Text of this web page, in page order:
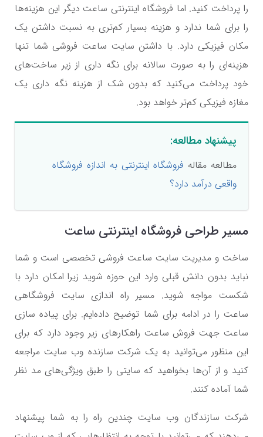
را پرداخت کنید. اما فروشگاه اینترنتی ساعت دیگر این هزینه‌ها
را برای شما ندارد و هزینه بسیار کم‌تری به نسبت داشتن یک
مکان فیزیکی دارد. با داشتن سایت ساعت فروشی شما تنها
هزینه‌ای را به صورت سالانه برای نگه داری از زیر ساخت‌های
خود پرداخت می‌کنید که بدون شک از هزینه نگه داری یک
مغازه فیزیکی کم‌تر خواهد بود.
پیشنهاد مطالعه:
مطالعه مقاله فروشگاه اینترنتی به اندازه فروشگاه
واقعی درآمد دارد؟
مسیر طراحی فروشگاه اینترنتی ساعت
ساخت و مدیریت سایت ساعت فروشی تخصصی است و شما
نباید بدون دانش قبلی وارد این حوزه شوید زیرا امکان دارد با
شکست مواجه شوید. مسیر راه اندازی سایت فروشگاهی
ساعت را در ادامه برای شما توضیح داده‌ایم. برای پیاده سازی
ساعت جهت فروش ساعت راهکارهای زیر وجود دارد که برای
این منظور می‌توانید به یک شرکت سازنده وب سایت مراجعه
کنید و از آن‌ها بخواهید که سایتی را طبق ویژگی‌های مد نظر
شما آماده کنند.
شرکت سازندگان وب سایت چندین راه را به شما پیشنهاد